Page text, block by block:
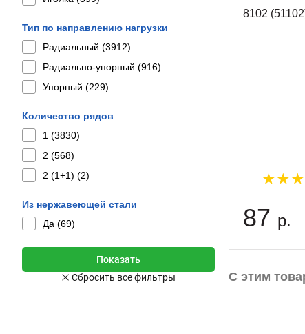
Тип по направлению нагрузки
Радиальный (3912)
Радиально-упорный (916)
Упорный (229)
Количество рядов
1 (3830)
2 (568)
2 (1+1) (2)
Из нержавеющей стали
Да (69)
8102
87 р.
С этим